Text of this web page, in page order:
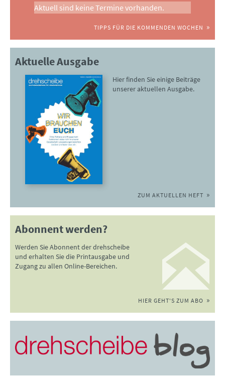
Aktuell sind keine Termine vorhanden.
TIPPS FÜR DIE KOMMENDEN WOCHEN
Aktuelle Ausgabe
Hier finden Sie einige Beiträge
unserer aktuellen Ausgabe.
ZUM AKTUELLEN HEFT
Abonnent werden?
Werden Sie Abonnent der drehscheibe
und erhalten Sie die Printausgabe und
Zugang zu allen Online-Bereichen.
HIER GEHT'S ZUM ABO